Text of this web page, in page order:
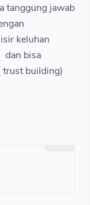
tanggung jawab
keluhan
dan bisa
trust building)